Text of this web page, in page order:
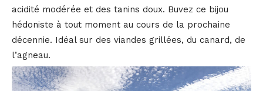
acidité modérée et des tanins doux. Buvez ce bijou
hédoniste à tout moment au cours de la prochaine
décennie. Idéal sur des viandes grillées, du canard, de
l’agneau.